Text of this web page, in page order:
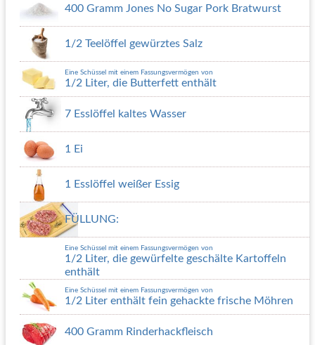
400 Gramm Jones No Sugar Pork Bratwurst
1/2 Teelöffel gewürztes Salz
Eine Schüssel mit einem Fassungsvermögen von
1/2 Liter, die Butterfett enthält
7 Esslöffel kaltes Wasser
1 Ei
1 Esslöffel weißer Essig
FÜLLUNG:
Eine Schüssel mit einem Fassungsvermögen von
1/2 Liter, die gewürfelte geschälte Kartoffeln
enthält
Eine Schüssel mit einem Fassungsvermögen von
1/2 Liter enthält fein gehackte frische Möhren
400 Gramm Rinderhackfleisch